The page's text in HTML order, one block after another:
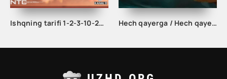
Ishqning tarifi 1-2-3-10-20-30-40-50-60-70-100 qism turk serial Uzbek tilida Barcha qismlar Hech qayerga / Hech qayerda Uzbek tilida 2023 Tarjima kino HD skachat